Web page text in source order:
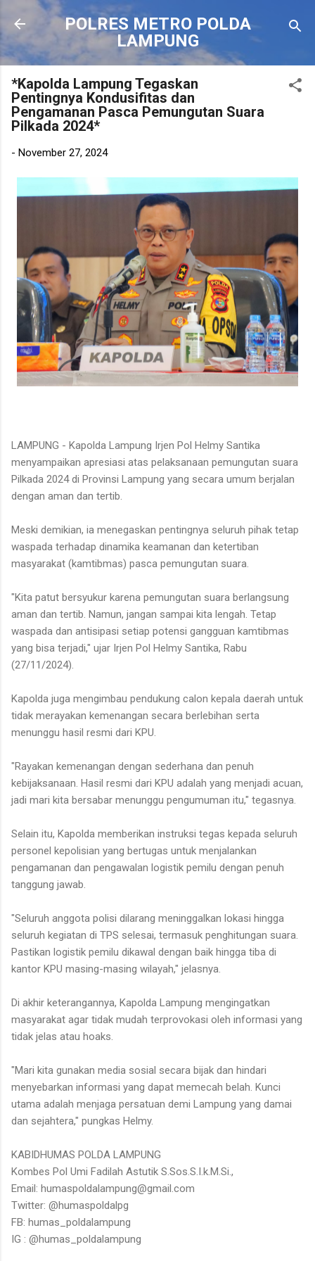
Langsung ke konten utama
POLRES METRO POLDA
LAMPUNG
*Kapolda Lampung Tegaskan
Pentingnya Kondusifitas dan
Pengamanan Pasca Pemungutan Suara
Pilkada 2024*
- November 27, 2024
LAMPUNG - Kapolda Lampung Irjen Pol Helmy Santika
menyampaikan apresiasi atas pelaksanaan pemungutan suara
Pilkada 2024 di Provinsi Lampung yang secara umum berjalan
dengan aman dan tertib.
Meski demikian, ia menegaskan pentingnya seluruh pihak tetap
waspada terhadap dinamika keamanan dan ketertiban
masyarakat (kamtibmas) pasca pemungutan suara.
"Kita patut bersyukur karena pemungutan suara berlangsung
aman dan tertib. Namun, jangan sampai kita lengah. Tetap
waspada dan antisipasi setiap potensi gangguan kamtibmas
yang bisa terjadi," ujar Irjen Pol Helmy Santika, Rabu
(27/11/2024).
Kapolda juga mengimbau pendukung calon kepala daerah untuk
tidak merayakan kemenangan secara berlebihan serta
menunggu hasil resmi dari KPU.
"Rayakan kemenangan dengan sederhana dan penuh
kebijaksanaan. Hasil resmi dari KPU adalah yang menjadi acuan,
jadi mari kita bersabar menunggu pengumuman itu," tegasnya.
Selain itu, Kapolda memberikan instruksi tegas kepada seluruh
personel kepolisian yang bertugas untuk menjalankan
pengamanan dan pengawalan logistik pemilu dengan penuh
tanggung jawab.
"Seluruh anggota polisi dilarang meninggalkan lokasi hingga
seluruh kegiatan di TPS selesai, termasuk penghitungan suara.
Pastikan logistik pemilu dikawal dengan baik hingga tiba di
kantor KPU masing-masing wilayah," jelasnya.
Di akhir keterangannya, Kapolda Lampung mengingatkan
masyarakat agar tidak mudah terprovokasi oleh informasi yang
tidak jelas atau hoaks.
"Mari kita gunakan media sosial secara bijak dan hindari
menyebarkan informasi yang dapat memecah belah. Kunci
utama adalah menjaga persatuan demi Lampung yang damai
dan sejahtera," pungkas Helmy.
KABIDHUMAS POLDA LAMPUNG
Kombes Pol Umi Fadilah Astutik S.Sos.S.I.k.M.Si.,
Email: humaspoldalampung@gmail.com
Twitter: @humaspoldalpg
FB: humas_poldalampung
IG : @humas_poldalampung